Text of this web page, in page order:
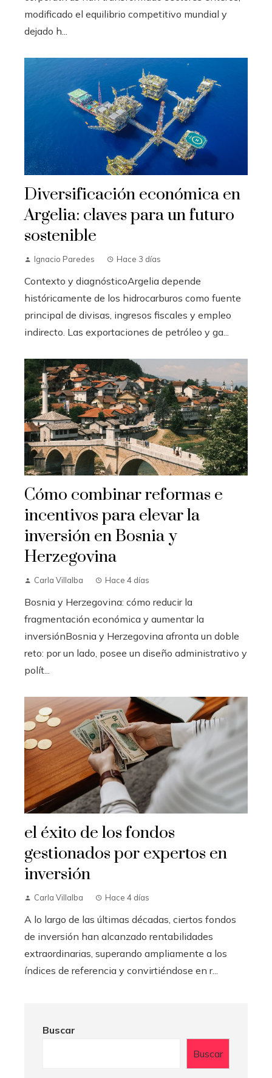
modificado el equilibrio competitivo mundial y
dejado h...
Diversificación económica en
Argelia: claves para un futuro
sostenible
Ignacio Paredes Hace 3 días
Contexto y diagnósticoArgelia depende
históricamente de los hidrocarburos como fuente
principal de divisas, ingresos fiscales y empleo
indirecto. Las exportaciones de petróleo y ga...
Cómo combinar reformas e
incentivos para elevar la
inversión en Bosnia y
Herzegovina
Carla Villalba Hace 4 días
Bosnia y Herzegovina: cómo reducir la
fragmentación económica y aumentar la
inversiónBosnia y Herzegovina afronta un doble
reto: por un lado, posee un diseño administrativo y
polít...
el éxito de los fondos
gestionados por expertos en
inversión
Carla Villalba Hace 4 días
A lo largo de las últimas décadas, ciertos fondos
de inversión han alcanzado rentabilidades
extraordinarias, superando ampliamente a los
índices de referencia y convirtiéndose en r...
Buscar
Buscar